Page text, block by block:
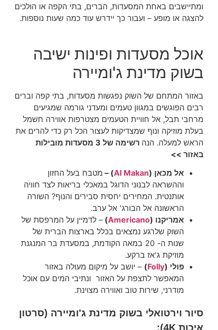
ומתיישבים באחת המסעדות, הברים, בתי הקפה או הולכים
להצגה או מופע – ועבור כך יידרש עוד כמה שעות נוספות.
אוכל מסעדות ופינות ישיבה
בשוק מדינת ג'ומיירה
באזור המתחם של השוק נפגשות מסעדות, בתי קפה וברים
רבים הפוגשים במגוון טעמים ומעדני גורמה שמגיעים
מרחבי תבל, אל חוויית הטעמים מצטרפות אווירה חשמל
בעלת מוזיקה ונוף שמצדיקות לעצור הכל רק כדי להרים את
הראש למעלה. הנה
רשימה של 3 מסעדות מובילות
באזור >>
אל מכאן (Al Makan
) – מטבח בעל החזון
וההשראה לבנוני הדוגל במאכלי בריאות לצד חוויה
אותנטית. המחירים יחסית סבירים והנוף? השורה
הראשונה אל הבורג' אל ערב.
אמריקנו (Americano
) – לדמיין על המרפסת של
השוק שלרגע נמצאים בכלל בארצות הברית של
שנות ה- 20 במאה הקודמת, במסעדת בר המנגנת
מוזיקת ג'אז ברקע.
פולי (Folly
) – יושב על מיקום מעולה באזור
המאפשר לתצפת על האזור ונתיבי המים עם אוכל
מודרני, שירות טוב ואווירה מצוינת.
סיור וירטואלי בשוק מדינת ג'ומיירה (סרטון
איכות 4K):